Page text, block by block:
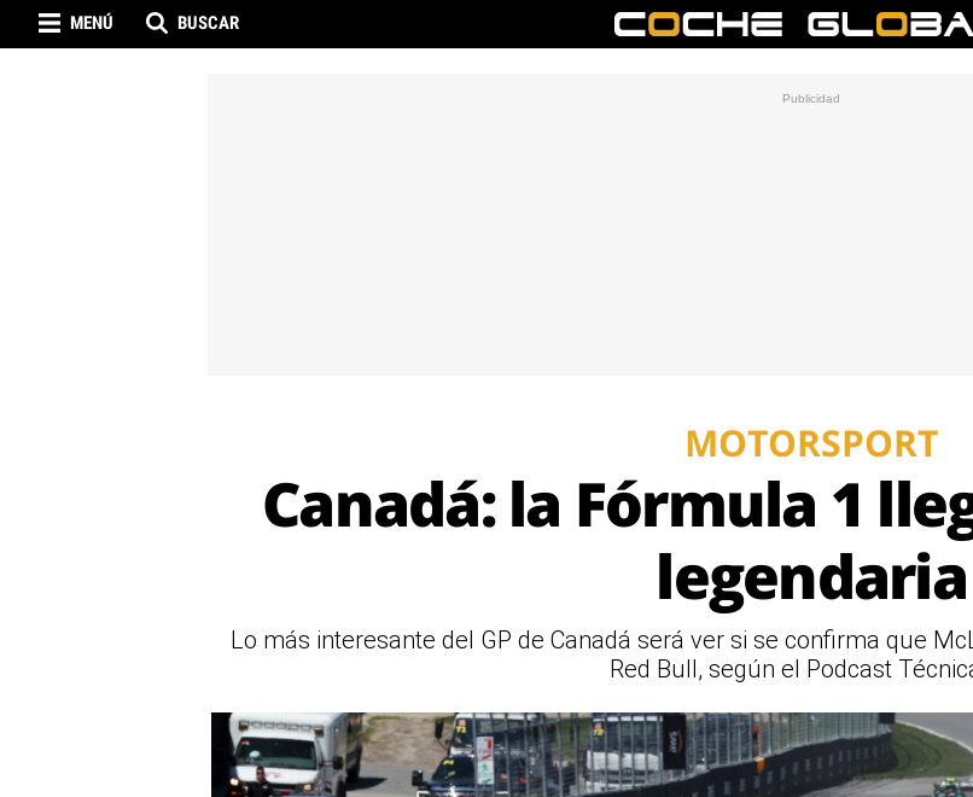
MENÚ BUSCAR
MOTORSPORT
Canadá: la Fórmula 1
legendaria
Lo más interesante del GP de Canadá será ver si se confirma que
Red Bull, según el Podcast